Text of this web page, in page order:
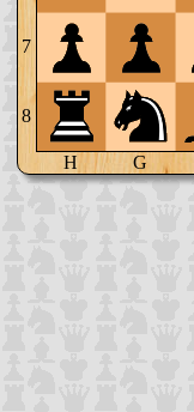
7
8
H G